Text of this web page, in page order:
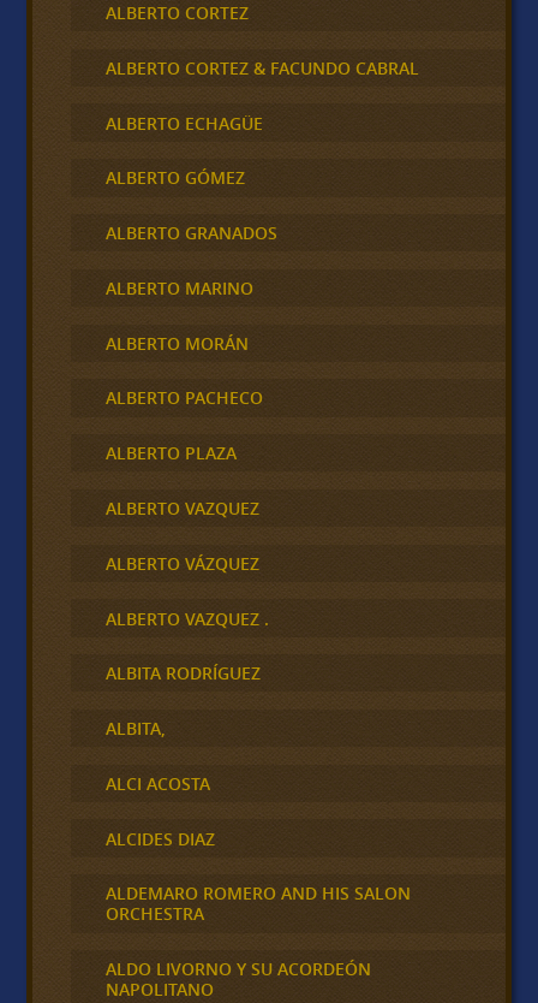
ALBERTO CORTEZ
ALBERTO CORTEZ & FACUNDO CABRAL
ALBERTO ECHAGÜE
ALBERTO GÓMEZ
ALBERTO GRANADOS
ALBERTO MARINO
ALBERTO MORÁN
ALBERTO PACHECO
ALBERTO PLAZA
ALBERTO VAZQUEZ
ALBERTO VÁZQUEZ
ALBERTO VAZQUEZ .
ALBITA RODRÍGUEZ
ALBITA,
ALCI ACOSTA
ALCIDES DIAZ
ALDEMARO ROMERO AND HIS SALON
ORCHESTRA
ALDO LIVORNO Y SU ACORDEÓN
NAPOLITANO